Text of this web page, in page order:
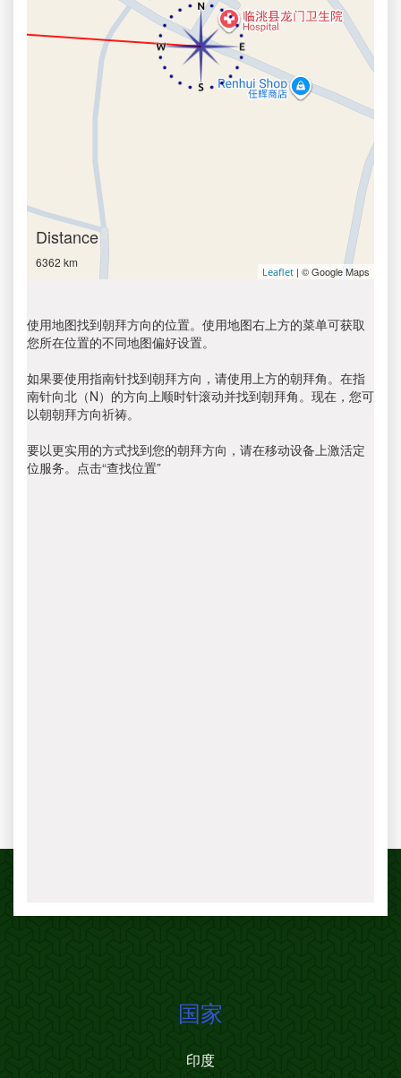
Distance
6362 km
Leaflet | © Google Maps
使用地图找到朝拜方向的位置。使用地图右上方的菜单可获取
您所在位置的不同地图偏好设置。
如果要使用指南针找到朝拜方向，请使用上方的朝拜角。在指
南针向北（N）的方向上顺时针滚动并找到朝拜角。现在，您可
以朝朝拜方向祈祷。
要以更实用的方式找到您的朝拜方向，请在移动设备上激活定
位服务。点击“查找位置”
国家
印度